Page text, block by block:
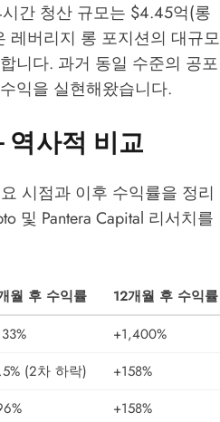
간 청산 규모는 $4.45억(롱
레버리지 롱 포지션의 대규모
니다. 과거 동일 수준의 공포
익을 실현해왔습니다.
역사적 비교
시점과 이후 수익률을 정리
및 Pantera Capital 리서치를
월 후 수익률
12개월 후 수익률
+1,400%
(2차 하락)
+158%
+158%